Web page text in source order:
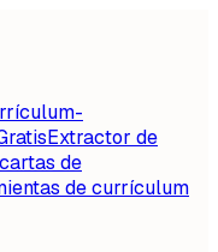
Extractor de
de
de currículum